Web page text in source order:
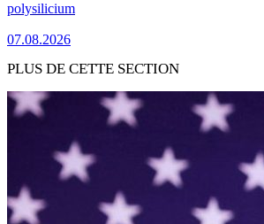
polysilicium
07.08.2026
PLUS DE CETTE SECTION